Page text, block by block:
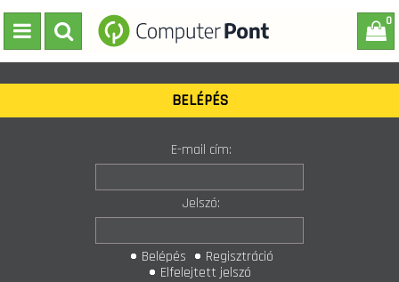
0
BELÉPÉS
E-mail cím:
Jelszó:
Belépés
Regisztráció
Elfelejtett jelszó